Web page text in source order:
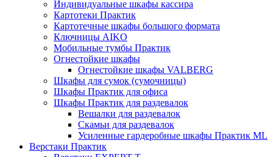
Индивидуальные шкафы кассира
Картотеки Практик
Картотечные шкафы большого формата
Ключницы AIKO
Мобильные тумбы Практик
Огнестойкие шкафы
Огнестойкие шкафы VALBERG
Шкафы для сумок (сумочницы)
Шкафы Практик для офиса
Шкафы Практик для раздевалок
Вешалки для раздевалок
Скамьи для раздевалок
Усиленные гардеробные шкафы Практик ML
Верстаки Практик